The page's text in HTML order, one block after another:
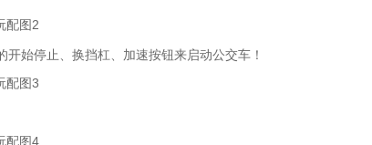
始停止、换挡杠、加速按钮来启动公交车！